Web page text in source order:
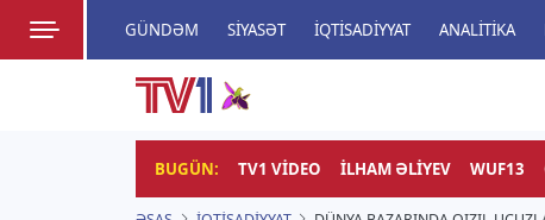
GÜNDƏM SIYASƏT İQTISADIYYAT ANALITIKA
HADISƏ
TV1
Zamanı bizimlə yaşa!
BUGÜN: TV1 VIDEO İLHAM ƏLIYEV WUF13